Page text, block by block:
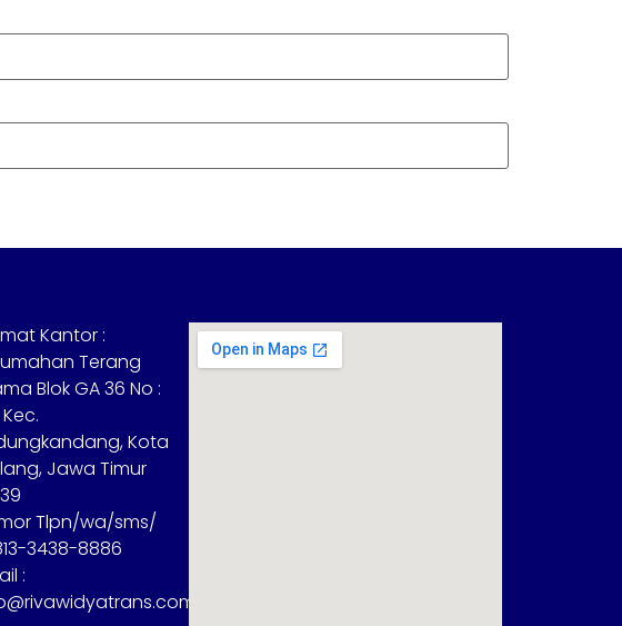
Kantor :
Terang
Blok GA 36 No :
Kota
Jawa Timur
Tlpn/wa/sms/
3438-8886
: